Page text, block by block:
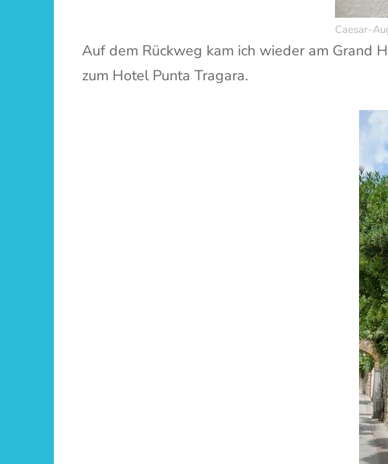
Caesar-
Auf dem Rückweg kam ich wieder am Grand
zum Hotel Punta Tragara.